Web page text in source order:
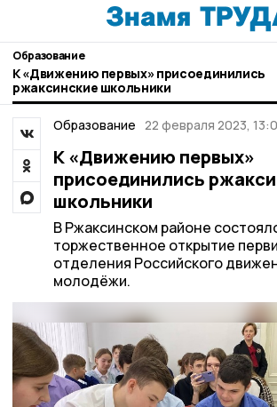
Образование
К «Движению первых» присоединились
ржаксинские школьники
Образование 22 февраля 2023,
К «Движению первых»
присоединились
школьники
В Ржаксинском районе
торжественное открытие
отделения Российского
молодёжи.